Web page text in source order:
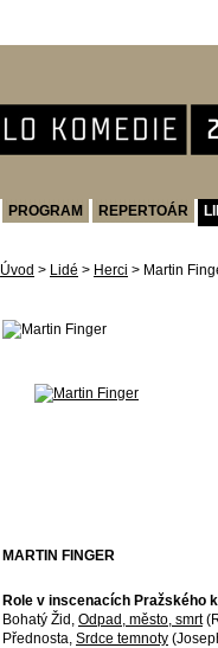
PROGRAM REPERTOÁR
Úvod > Lidé > Herci > Martin
MARTIN FINGER
Role v inscenacích Pražského
Bohatý Žid, Odpad, město, smrt
Přednosta, Srdce temnoty